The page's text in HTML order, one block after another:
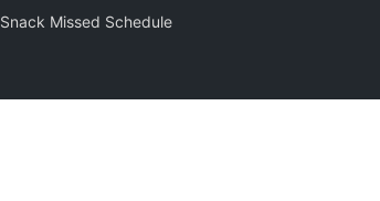
Snack Missed Schedule